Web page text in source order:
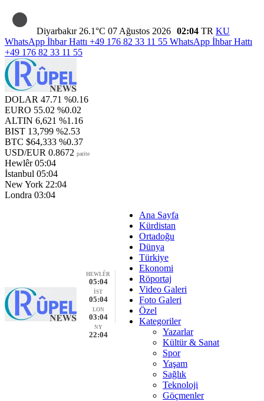
Diyarbakır 26.1°C 07 Ağustos 2026 02:04 TR KU
WhatsApp İhbar Hattı +49 176 82 33 11 55 WhatsApp İhbar Hattı
+49 176 82 33 11 55
DOLAR 47.71 %0.16
EURO 55.02 %0.02
ALTIN 6,621 %1.16
BIST 13,799 %2.53
BTC $64,333 %0.37
USD/EUR 0.8672 parite
Hewlêr 05:04
İstanbul 05:04
New York 22:04
Londra 03:04
HEWLÊR
05:04
İST
05:04
LON
03:04
NY
22:04
Ana Sayfa
Kürdistan
Ortadoğu
Dünya
Türkiye
Ekonomi
Röportaj
Video Galeri
Foto Galeri
Özel
Kategoriler
Yazarlar
Kültür & Sanat
Spor
Yaşam
Sağlık
Teknoloji
Göçmenler